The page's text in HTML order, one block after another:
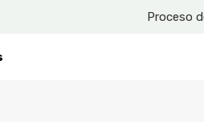
Proceso